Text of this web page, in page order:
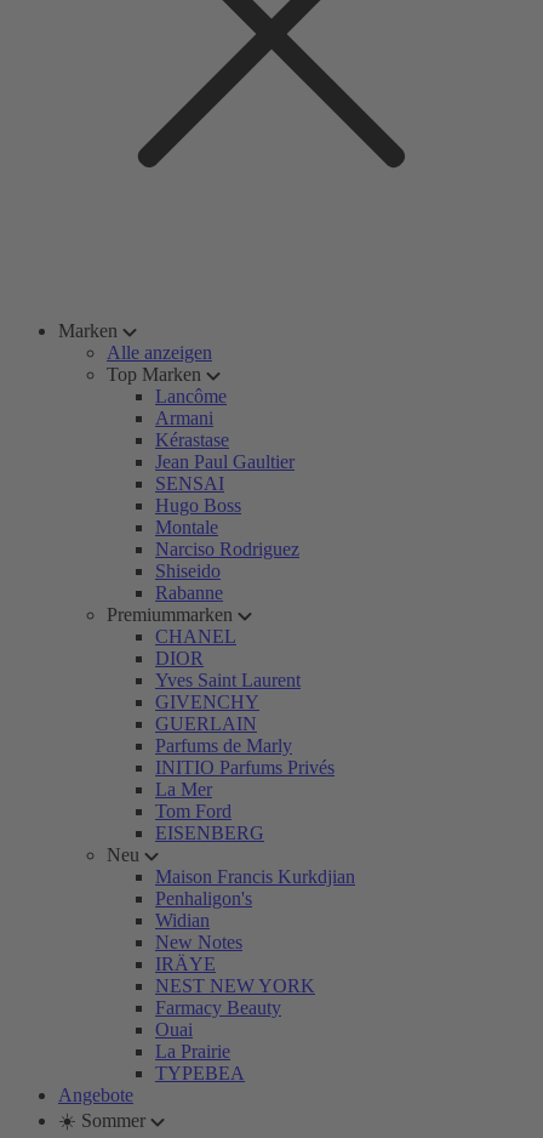
Marken
Alle anzeigen
Top Marken
Lancôme
Armani
Kérastase
Jean Paul Gaultier
SENSAI
Hugo Boss
Montale
Narciso Rodriguez
Shiseido
Rabanne
Premiummarken
CHANEL
DIOR
Yves Saint Laurent
GIVENCHY
GUERLAIN
Parfums de Marly
INITIO Parfums Privés
La Mer
Tom Ford
EISENBERG
Neu
Maison Francis Kurkdjian
Penhaligon's
Widian
New Notes
IRÄYE
NEST NEW YORK
Farmacy Beauty
Ouai
La Prairie
TYPEBEA
Angebote
☀️ Sommer